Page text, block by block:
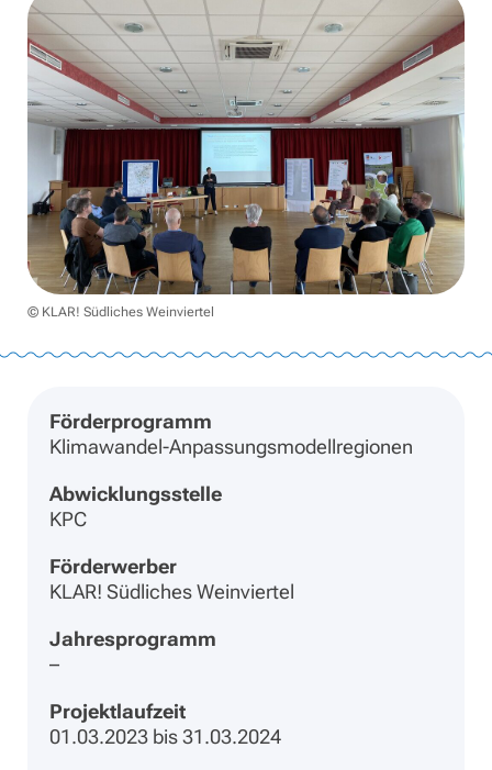
© KLAR! Südliches Weinviertel
Förderprogramm
Klimawandel-Anpassungsmodellregionen
Abwicklungsstelle
KPC
Förderwerber
KLAR! Südliches Weinviertel
Jahresprogramm
–
Projektlaufzeit
01.03.2023 bis 31.03.2024